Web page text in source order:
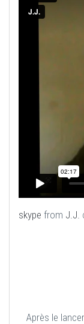
skype from J.J.
Après le